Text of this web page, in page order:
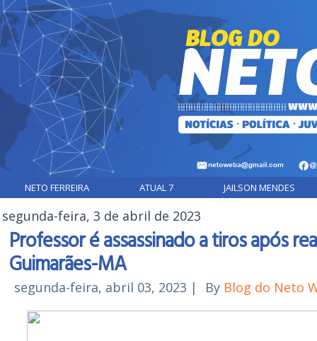
NETO FERREIRA ATUAL 7 JAILSON MENDES
segunda-feira, 3 de abril de 2023
Professor é assassinado a tiros após
Guimarães-MA
segunda-feira, abril 03, 2023 | By Blog do Neto